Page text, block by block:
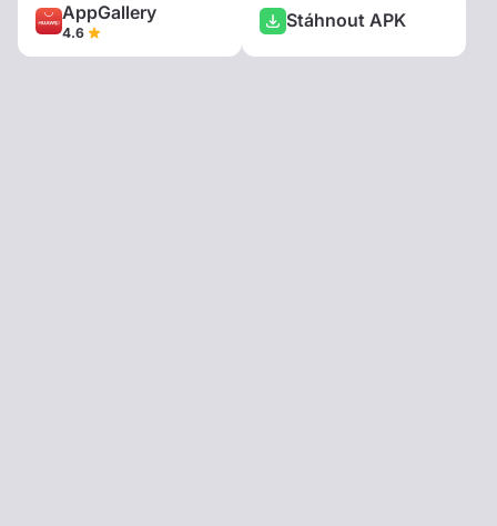
AppGallery
4.6
Stáhnout APK